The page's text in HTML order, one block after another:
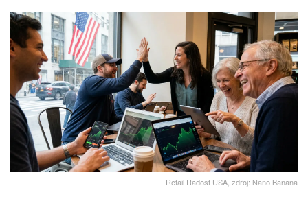
Retail Radost USA, zdroj: Nano Banana